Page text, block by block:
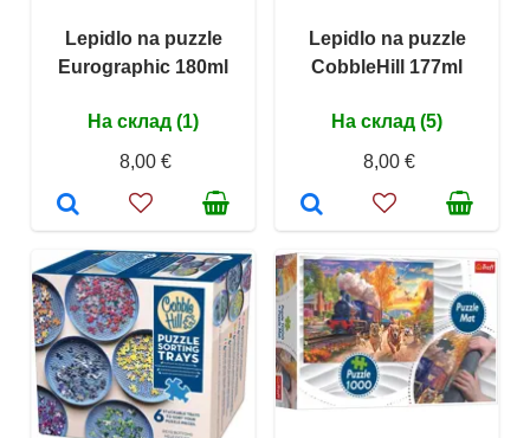
Lepidlo na puzzle
Eurographic 180ml
На склад (1)
8,00 €
Lepidlo na puzzle
CobbleHill 177ml
На склад (5)
8,00 €